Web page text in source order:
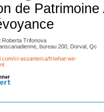
de
Roberta Trifonova
bureau 200, Dorval, Qc
ci-assante/ca/fr/what-we-